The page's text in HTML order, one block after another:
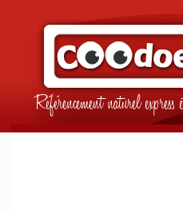
Référencement naturel